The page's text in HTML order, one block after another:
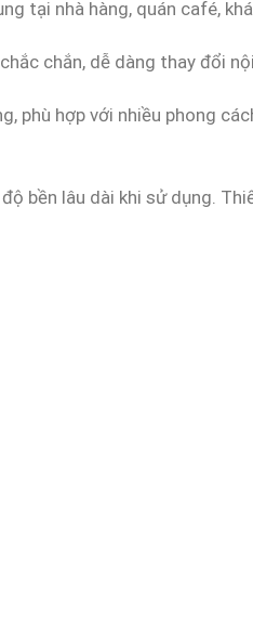
tại nhà hàng, quán café,
chắn, dễ dàng thay đổi
phù hợp với nhiều phong
bền lâu dài khi sử dụng.